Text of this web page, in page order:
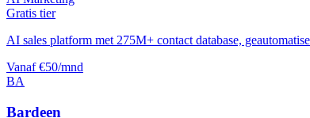
Gratis tier
AI sales platform met 275M+ contact database,
Vanaf €50/mnd
BA
Bardeen